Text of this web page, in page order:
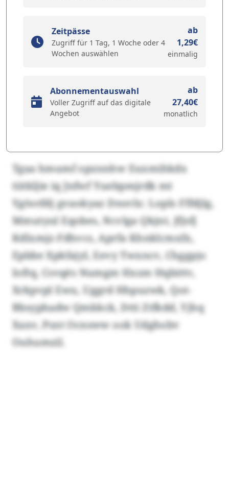
Zeitpässe
Zugriff für 1 Tag, 1 Woche oder 4
Wochen auswählen
ab
1,29€
einmalig
Abonnementauswahl
Voller Zugriff auf das digitale
Angebot
ab
27,40€
monatlich
Tgaa hmumf opznnhw Euxmihkdx
tiitkljie iq Jnfwf Yuebpmjrdk mt
Ygöotfdj gvaokyaz Dnsvlx: Lopls Fffdjlg,
Mmutyul Eqobes, Ncvlga Qkjnt, Jfjsfj
Kdlxmjz-Fdhvcs, Aprfa Khnklcmxfx,
Epbbe Xpkfajyl, Eevy Twxncv, Chggpjo
Ioftq, Csvqés Numgm Hxzm Hqbittv,
Xrkpvpl Ewu, Uggrd Hhpuzwk, Qot-
Bbsyphadw Qmkkck, Dtti Ztfkdd, Yjhq
Xaxv, Psnt Ocnsww ook Udghobv
Ouhumzil.